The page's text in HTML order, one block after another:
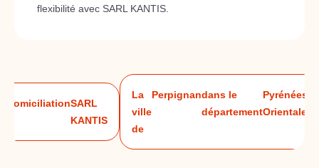
flexibilité avec SARL KANTIS.
DomiciliationSARL
KANTIS
La
ville
de
Perpignandans le
département
Pyrénées-
Orientales